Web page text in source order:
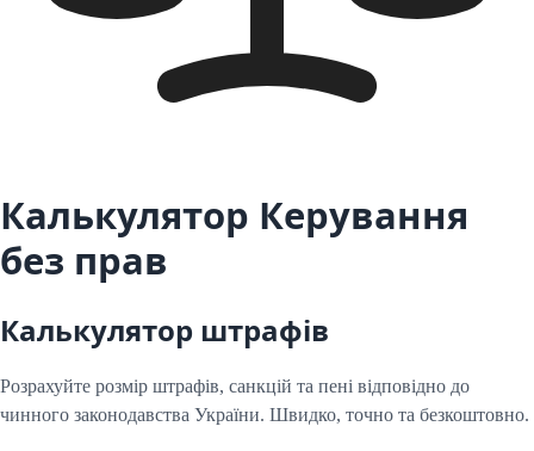
Калькулятор Керування
без прав
Калькулятор штрафів
Розрахуйте розмір штрафів, санкцій та пені відповідно до
чинного законодавства України. Швидко, точно та безкоштовно.